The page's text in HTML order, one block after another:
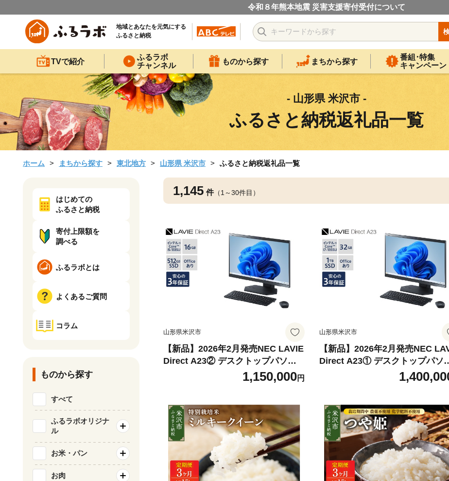
令和８年熊本地震 災害支援寄付受付について
地域とあなたを元気にする
ふるさと納税
TVで紹介
ふるラボ
チャンネル
ものから探す まちから探す
番組･特集
キャンペーン
- 山形県 米沢市 -
ふるさと納税返礼品一覧
ホーム まちから探す 東北地方 山形県 米沢市 ふるさと納税返礼品一覧
1,145 件（1～30件目）
山形県米沢市
【新品】2026年2月発売NEC LAVIE
Direct A23② デスクトップパソコ
ン デスクトップ パソコン PC 新生
活 山形県 米沢市 送料無料
1,150,000円
山形県米沢市
【新品】2026年2月発売NEC
Direct A23① デスクトップパソ
ン デスクトップ パソコン PC 新
活 山形県 米沢市 送料無料
はじめての
ふるさと納税
寄付上限額を
調べる
ふるラボとは
よくあるご質問
コラム
ものから探す
すべて
ふるラボオリジナ
ル
お米・パン
お肉